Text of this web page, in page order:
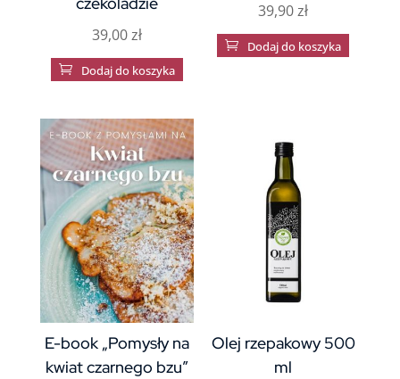
39,00zł
 Dodaj do koszyka
39,90zł
 Dodaj do koszyka
E-book „Pomysły na
kwiat czarnego bzu”
Olej rzepakowy 500
ml